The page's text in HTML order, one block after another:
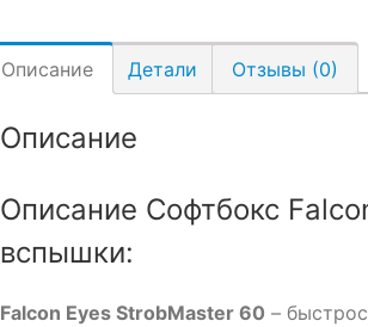
Описание Детали Отзывы (0)
Описание
Описание Софтбокс
вспышки:
Falcon Eyes StrobMaster 60 –